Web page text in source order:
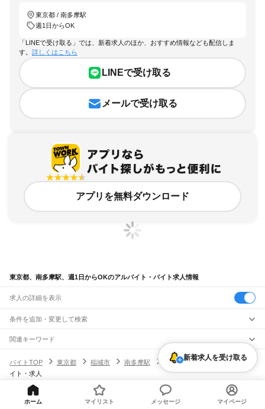
東京都 / 南多摩駅
週1日からOK
「LINEで受け取る」では、新着求人のほか、おすすめ情報なども配信しま
す。 詳しくはこちら
LINEで受け取る
メールで受け取る
アプリを無料ダウンロード
東京都、南多摩駅、週1日からOKのアルバイト・バイト求人情報
求人の詳細を表示
条件を追加・変更して検索
市区町村を追加・変更
東京都すべて
東京23区
千代田区
新宿区 墨田区江東区
大田区
世田谷区
杉並区 荒川区板橋区
葛飾区
江戸川区
駅を追加・変更
東京駅
職種を追加・変更
飲食・フードサービス
飲食・フードサービス
すべて
特徴を追加・変更
関連キーワード
ガチャガチャ犬カフェ
バイトTOP
東京都 稲城市 南多摩駅
週1日からOKのアルバイト・バ
イト・求人
新着求人を受け取る
ヘルプ・お問い合わせ サイトマップ 利用規約・プライバシーポリシー
ホーム マイリスト メッセージ マイページ